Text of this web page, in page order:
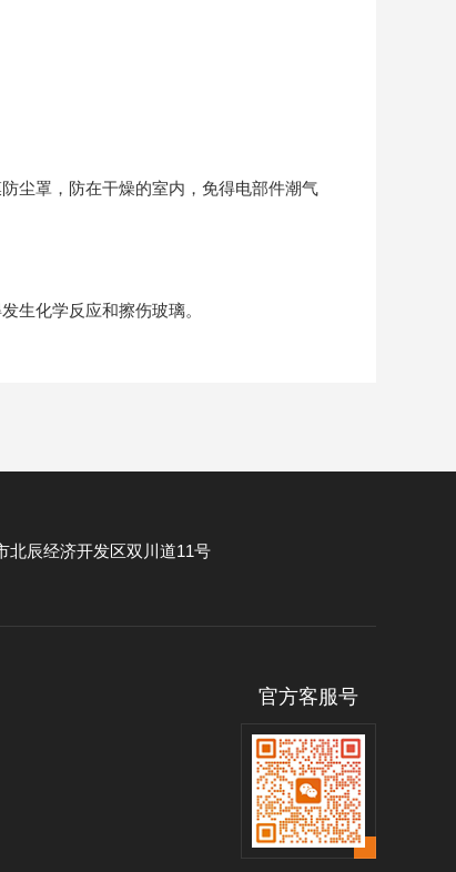
尘罩，防在干燥的室内，免得电部件潮气
生化学反应和擦伤玻璃。
北辰经济开发区双川道11号
官方客服号